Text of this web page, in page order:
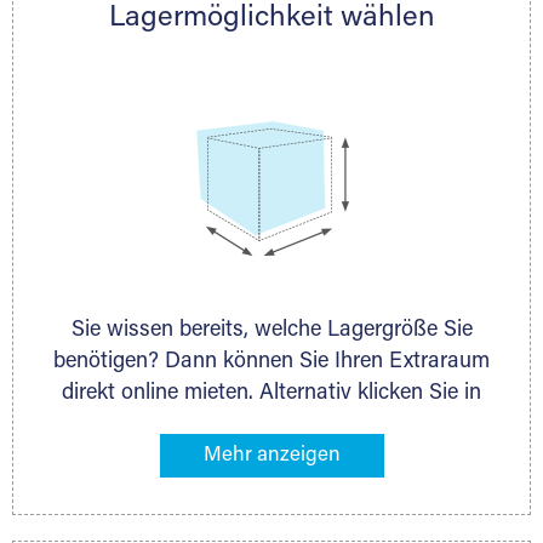
Holzcontainer
nächstgelegenen Partner und besprechen alles
Lagermöglichkeit wählen
Sie wissen bereits, welche Lagergröße Sie
benötigen? Dann können Sie Ihren Extraraum
direkt online mieten. Alternativ klicken Sie in
Gegenstände an, die Sie einlagern möchten –
ermittelt. Natürlich steht Ihnen Ihr Extraraum